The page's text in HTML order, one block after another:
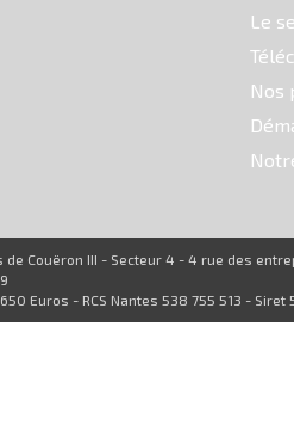
Le
Nos
de Couëron III - Secteur 4 - 4 rue des
Euros - RCS Nantes 538 755 513 -